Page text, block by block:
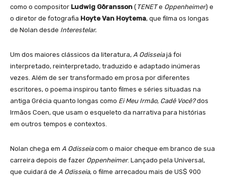
como o compositor Ludwig Göransson (TENETe Oppenheimer) e
o diretor de fotografia Hoyte Van Hoytema, que filma os longas
de Nolan desde Interestelar.
Um dos maiores clássicos da literatura, A Odisseiajá foi
interpretado, reinterpretado, traduzido e adaptado inúmeras
vezes. Além de ser transformado em prosa por diferentes
escritores, o poema inspirou tanto filmes e séries situadas na
antiga Grécia quanto longas como Ei Meu Irmão, Cadê Você?dos
Irmãos Coen, que usam o esqueleto da narrativa para histórias
em outros tempos e contextos.
Nolan chega em A Odisseiacom o maior cheque em branco de sua
carreira depois de fazer Oppenheimer. Lançado pela Universal,
que cuidará de A Odisseia, o filme arrecadou mais de US$ 900